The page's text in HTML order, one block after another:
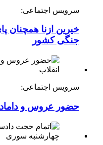
سرویس اجتماعی:
خیرین ازنا همچنان
جنگی کشور
سرویس اجتماعی:
حضور عروس و داماد